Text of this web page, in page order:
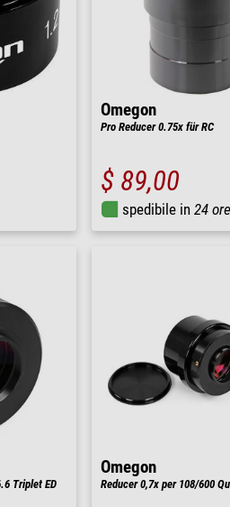
Omegon
Pro Reducer 0.75x für RC
$ 89,00
spedibile in 24 ore
Triplet ED
Omegon
Reducer 0,7x per 108/600